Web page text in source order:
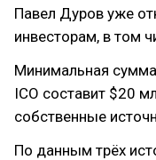
Павел Дуров уже
инвесторам, в том
Минимальная
ICO составит $20
собственные
По данным трёх